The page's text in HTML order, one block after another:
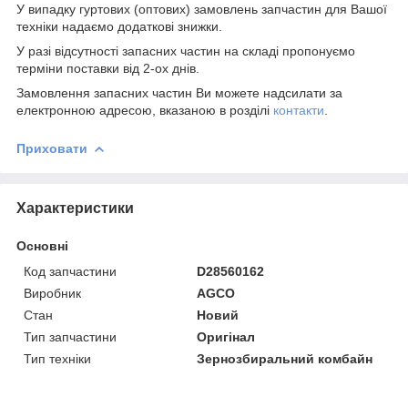
У випадку гуртових (оптових) замовлень запчастин для Вашої
техніки надаємо додаткові знижки.
У разі відсутності запасних частин на складі пропонуємо
терміни поставки від 2-ох днів.
Замовлення запасних частин Ви можете надсилати за
електронною адресою, вказаною в розділі контакти
Приховати
Характеристики
Основні
Код запчастини
D28560162
Виробник
AGCO
Стан
Новий
Тип запчастини
Оригінал
Тип техніки
Зернозбиральний комбайн